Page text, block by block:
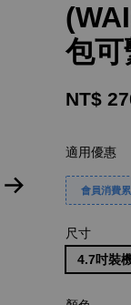
包
NT$
適用優惠
會員消費
尺寸
4.7吋裝